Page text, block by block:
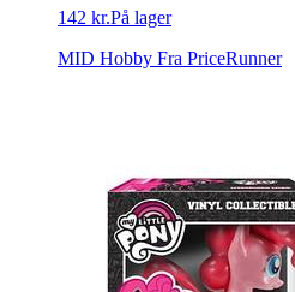
142 kr.På lager
MID Hobby Fra PriceRunner